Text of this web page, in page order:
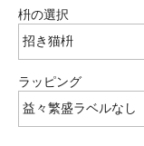
枡の選択
ラッピング